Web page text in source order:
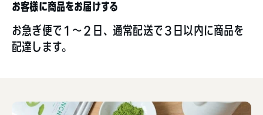
お客様に商品をお届けする
お急ぎ便で１～２日、通常配送で３日以内に商品を
配達します。